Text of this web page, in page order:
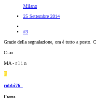
Milano
25 Settembre 2014
#3
Grazie della segnalazione, ora è tutto a posto.
Ciao
MA - r l i n
R
robbi76_
Utente